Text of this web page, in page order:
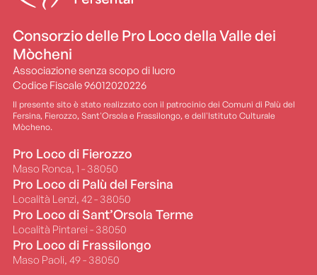
Consorzio delle Pro Loco della Valle dei
Mòcheni
Associazione senza scopo di lucro
Codice Fiscale 96012020226
Il presente sito è stato realizzato con il patrocinio dei Comuni di Palù del
Fersina, Fierozzo, Sant'Orsola e Frassilongo, e dell'Istituto Culturale
Mòcheno.
Pro Loco di Fierozzo
Maso Ronca, 1 - 38050
Pro Loco di Palù del Fersina
Località Lenzi, 42 - 38050
Pro Loco di Sant’Orsola Terme
Località Pintarei - 38050
Pro Loco di Frassilongo
Maso Paoli, 49 - 38050